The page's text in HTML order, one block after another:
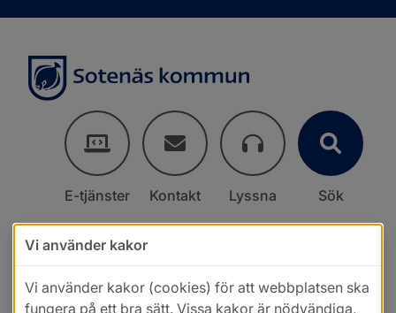
E-tjänster Kontakt Lyssna Sök
Vi använder kakor
Vi använder kakor (cookies) för att webbplatsen ska
fungera på ett bra sätt. Vissa kakor är nödvändiga,